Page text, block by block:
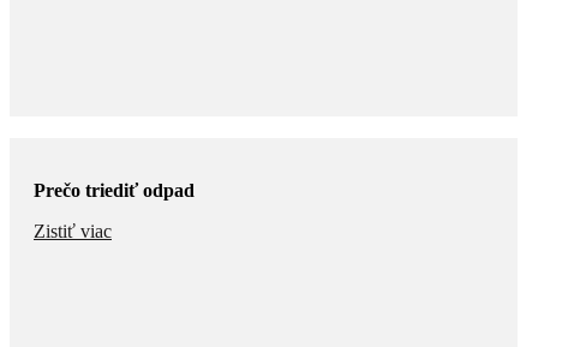
Prečo triediť odpad
Zistiť viac